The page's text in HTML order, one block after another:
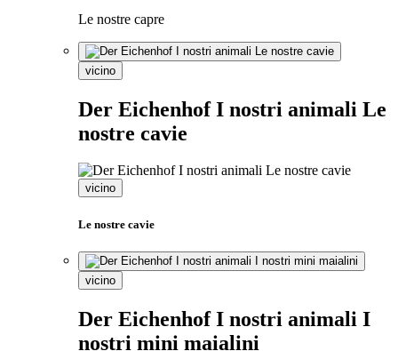
Le nostre capre
vicino
Der Eichenhof I nostri animali Le
nostre cavie
vicino
Le nostre cavie
vicino
Der Eichenhof I nostri animali I
nostri mini maialini